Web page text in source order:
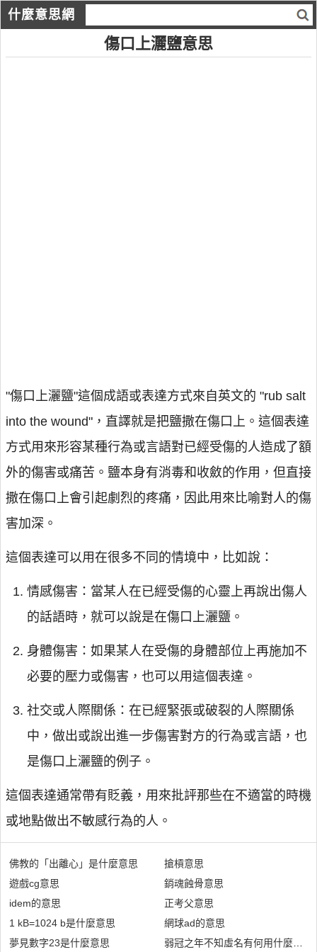
什麼意思網
傷口上灑鹽意思
"傷口上灑鹽"這個成語或表達方式來自英文的 "rub salt
into the wound"，直譯就是把鹽撒在傷口上。這個表達
方式用來形容某種行為或言語對已經受傷的人造成了額
外的傷害或痛苦。鹽本身有消毒和收斂的作用，但直接
撒在傷口上會引起劇烈的疼痛，因此用來比喻對人的傷
害加深。
這個表達可以用在很多不同的情境中，比如說：
情感傷害：當某人在已經受傷的心靈上再說出傷人
的話語時，就可以說是在傷口上灑鹽。
身體傷害：如果某人在受傷的身體部位上再施加不
必要的壓力或傷害，也可以用這個表達。
社交或人際關係：在已經緊張或破裂的人際關係
中，做出或說出進一步傷害對方的行為或言語，也
是傷口上灑鹽的例子。
這個表達通常帶有貶義，用來批評那些在不適當的時機
或地點做出不敏感行為的人。
佛教的「出離心」是什麼意思
遊戲cg意思
idem的意思
1 kB=1024 b是什麼意思
夢見數字23是什麼意思
搶槓意思
銷魂蝕骨意思
正考父意思
網球ad的意思
弱冠之年不知虛名有何用什麼意思